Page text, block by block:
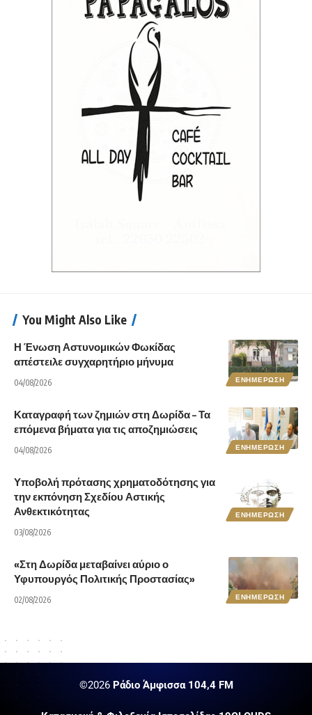
You Might Also Like
ΕΝΗΜΕΡΩΣΗ
Η Ένωση Αστυνομικών Φωκίδας
απέστειλε συγχαρητήριο μήνυμα
04/08/2026
ΕΝΗΜΕΡΩΣΗ
Καταγραφή των ζημιών στη Δωρίδα – Τα
επόμενα βήματα για τις αποζημιώσεις
04/08/2026
ΕΝΗΜΕΡΩΣΗ
Υποβολή πρότασης χρηματοδότησης για
την εκπόνηση Σχεδίου Αστικής
Ανθεκτικότητας
03/08/2026
ΕΝΗΜΕΡΩΣΗ
«Στη Δωρίδα μεταβαίνει αύριο ο
Υφυπουργός Πολιτικής Προστασίας»
02/08/2026
©2026Ράδιο Άμφισσα 104,4 FM